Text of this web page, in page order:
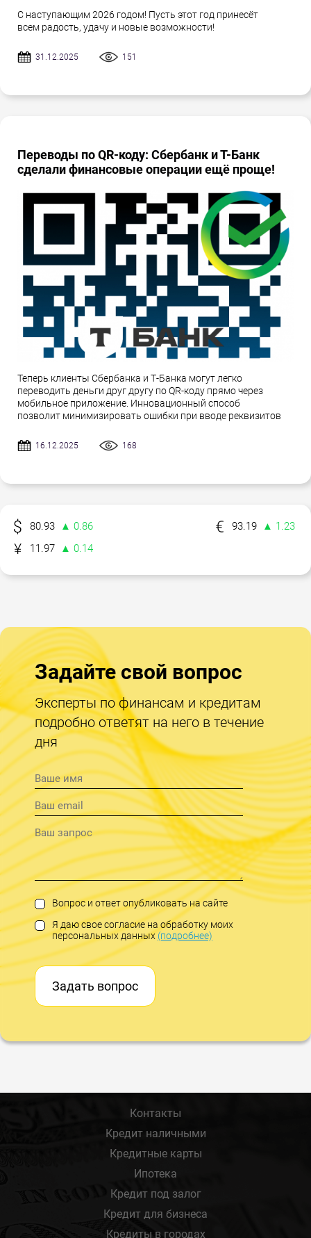
С наступающим 2026 годом! Пусть этот год принесёт
всем радость, удачу и новые возможности!
31.12.2025 151
Переводы по QR-коду: Сбербанк и Т-Банк
сделали финансовые операции ещё проще!
Теперь клиенты Сбербанка и Т-Банка могут легко
переводить деньги друг другу по QR-коду прямо через
мобильное приложение. Инновационный способ
позволит минимизировать ошибки при вводе реквизитов
16.12.2025 168
80.93 ▲ 0.86 93.19
▲ 1.23
11.97
▲ 0.14
Задайте свой вопрос
Эксперты по финансам и кредитам
подробно ответят на него в течение
дня
Вопрос и ответ опубликовать на сайте
Я даю свое согласие на обработку моих
персональных данных(подробнее)
Задать вопрос
Контакты
Кредит наличными
Кредитные карты
Ипотека
Кредит под залог
Кредит для бизнеса
Кредиты в городах